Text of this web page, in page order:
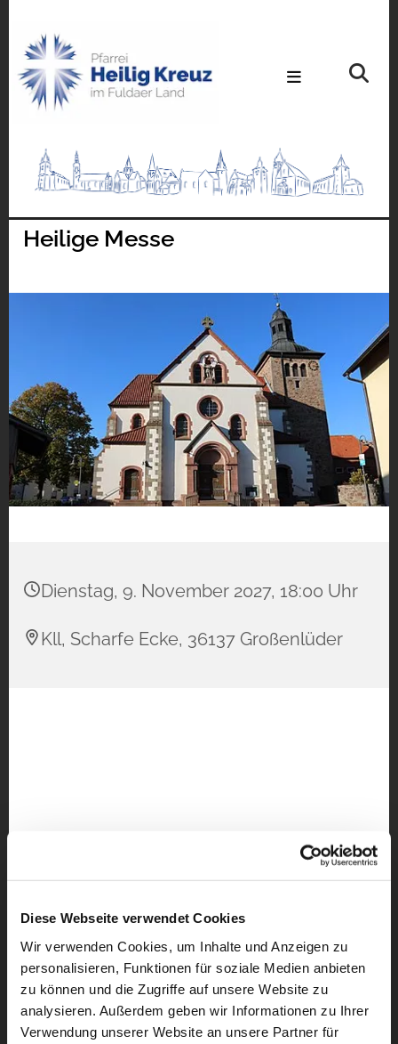
Diese Webseite verwendet Cookies
Wir verwenden Cookies, um Inhalte und Anzeigen zu
personalisieren, Funktionen für soziale Medien anbieten
zu können und die Zugriffe auf unsere Website zu
analysieren. Außerdem geben wir Informationen zu Ihrer
Verwendung unserer Website an unsere Partner für
Heilige Messe
Dienstag, 9. November 2027, 18:00 Uhr
Kll, Scharfe Ecke, 36137 Großenlüder